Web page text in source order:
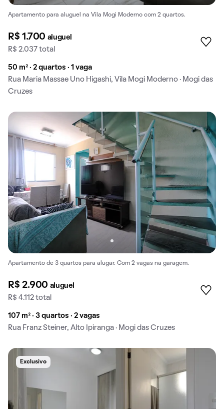
Apartamento para aluguel na Vila Mogi Moderno com 2 quartos.
R$ 1.700 aluguel
R$ 2.037 total
50 m² · 2 quartos · 1 vaga
Rua Maria Massae Uno Higashi, Vila Mogi Moderno · Mogi das
Cruzes
Apartamento de 3 quartos para alugar. Com 2 vagas na garagem.
R$ 2.900 aluguel
R$ 4.112 total
107 m² · 3 quartos · 2 vagas
Rua Franz Steiner, Alto Ipiranga · Mogi das Cruzes
Exclusivo